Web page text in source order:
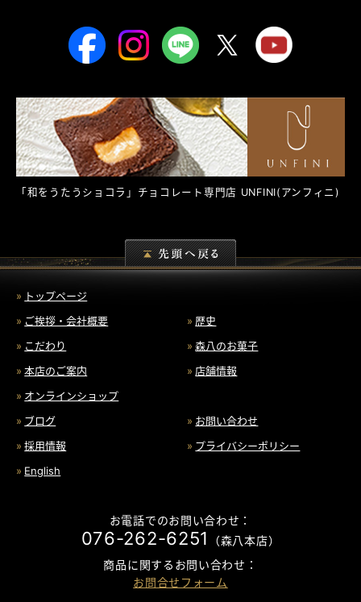
「和をうたうショコラ」チョコレート専門店 UNFINI(アンフィニ)
トップページ
ご挨拶・会社概要
歴史
こだわり
森八のお菓子
本店のご案内
店舗情報
オンラインショップ
ブログ
お問い合わせ
採用情報
プライバシーポリシー
English
お電話でのお問い合わせ：
076-262-6251
（森八本店）
商品に関するお問い合わせ：
お問合せフォーム